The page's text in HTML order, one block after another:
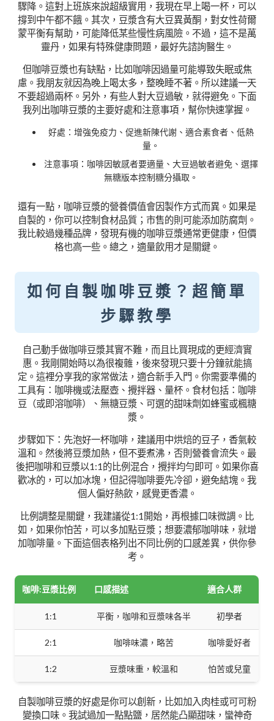
驟降。這對上班族來說超級實用，我現在早上喝一杯，可以
撐到中午都不餓。其次，豆漿含有大豆異黃酮，對女性荷爾
蒙平衡有幫助，可能降低某些慢性病風險。不過，這不是萬
靈丹，如果有特殊健康問題，最好先諮詢醫生。
但咖啡豆漿也有缺點，比如咖啡因過量可能導致失眠或焦
慮。我朋友就因為晚上喝太多，整晚睡不著。所以建議一天
不要超過兩杯。另外，有些人對大豆過敏，就得避免。下面
我列出咖啡豆漿的主要好處和注意事項，幫你快速掌握。
好處：增強免疫力、促進新陳代謝、適合素食者、低熱
量。
注意事項：咖啡因敏感者要適量、大豆過敏者避免、選擇
無糖版本控制糖分攝取。
還有一點，咖啡豆漿的營養價值會因製作方式而異。如果是
自製的，你可以控制食材品質；市售的則可能添加防腐劑。
我比較過幾種品牌，發現有機的咖啡豆漿通常更健康，但價
格也高一些。總之，適量飲用才是關鍵。
如何自製咖啡豆漿？超簡單
步驟教學
自己動手做咖啡豆漿其實不難，而且比買現成的更經濟實
惠。我剛開始時以為很複雜，後來發現只要十分鐘就能搞
定。這裡分享我的家常做法，適合新手入門。你需要準備的
工具有：咖啡機或法壓壺、攪拌器、量杯。食材包括：咖啡
豆（或即溶咖啡）、無糖豆漿、可選的甜味劑如蜂蜜或楓糖
漿。
步驟如下：先泡好一杯咖啡，建議用中烘焙的豆子，香氣較
溫和。然後將豆漿加熱，但不要煮沸，否則營養會流失。最
後把咖啡和豆漿以1:1的比例混合，攪拌均勻即可。如果你喜
歡冰的，可以加冰塊，但記得咖啡要先冷卻，避免結塊。我
個人偏好熱飲，感覺更香濃。
比例調整是關鍵，我建議從1:1開始，再根據口味微調。比
如，如果你怕苦，可以多加點豆漿；想要濃郁咖啡味，就增
加咖啡量。下面這個表格列出不同比例的口感差異，供你參
考。
咖啡:豆漿比例 口感描述 適合人群
1:1 平衡，咖啡和豆漿味各半 初學者
2:1 咖啡味濃，略苦 咖啡愛好者
1:2 豆漿味重，較溫和 怕苦或兒童
自製咖啡豆漿的好處是你可以創新，比如加入肉桂或可可粉
變換口味。我試過加一點點鹽，居然能凸顯甜味，蠻神奇